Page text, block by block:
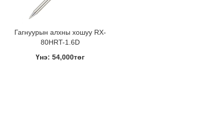
Гагнуурын алхны хошуу RX-
80HRT-1.6D
Үнэ: 54,000төг